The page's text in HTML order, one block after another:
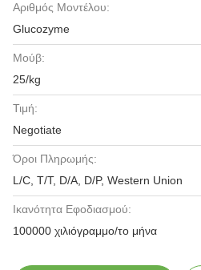
Αριθμός Μοντέλου:
Glucozyme
Μούβ:
25/kg
Τιμή:
Negotiate
Όροι Πληρωμής:
L/C, T/T, D/A, D/P, Western Union
Ικανότητα Εφοδιασμού:
100000 χιλιόγραμμο/το μήνα